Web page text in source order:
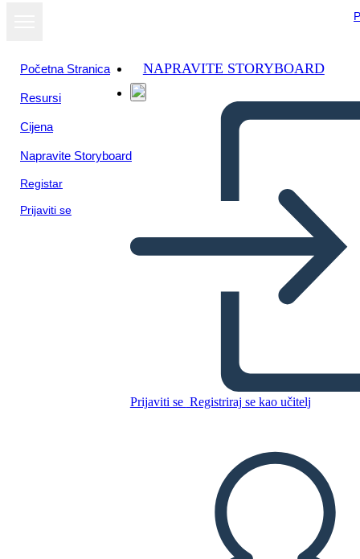
Početna Stranica
Resursi
Cijena
Napravite Storyboard
Registar
Prijaviti se
NAPRAVITE STORYBOARD
Prijaviti se Registriraj se kao učitelj
REPRODUCIRAJ DIJAPROJEKCIJU
ČITAJ MI